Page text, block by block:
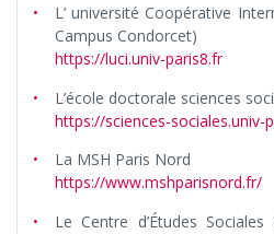
L’ université Coopérative
Campus Condorcet)
https://luci.univ-paris8.fr
L’école doctorale sciences
https://sciences-sociales.univ-
La MSH Paris Nord
https://www.mshparisnord.fr/
Le Centre d’Études